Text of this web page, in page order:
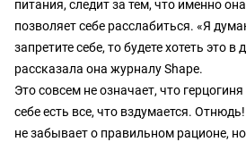
питания, следит за тем, что именно
позволяет себе расслабиться. «Я
запретите себе, то будете хотеть это
рассказала она журналу Shape.
Это совсем не означает, что
себе есть все, что вздумается.
не забывает о правильном рационе,